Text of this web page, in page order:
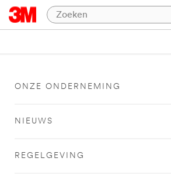
ONZE ONDERNEMING
NIEUWS
REGELGEVING